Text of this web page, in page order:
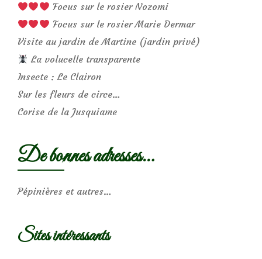
Focus sur le rosier Nozomi
Focus sur le rosier Marie Dermar
Visite au jardin de Martine (jardin privé)
La volucelle transparente
Insecte : Le Clairon
Sur les fleurs de circe…
Corise de la Jusquiame
De bonnes adresses…
Pépinières et autres…
Sites intéressants